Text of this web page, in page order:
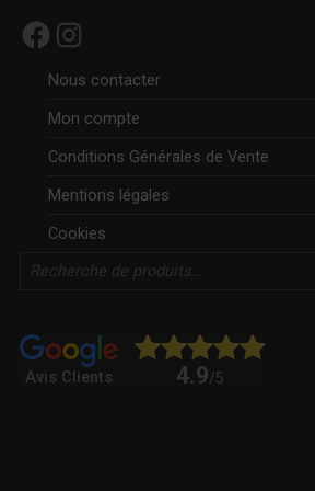
Facebook Instagram
Nous contacter
Mon compte
Conditions Générales de Vente
Mentions légales
Cookies
Avis Clients 4.9/5